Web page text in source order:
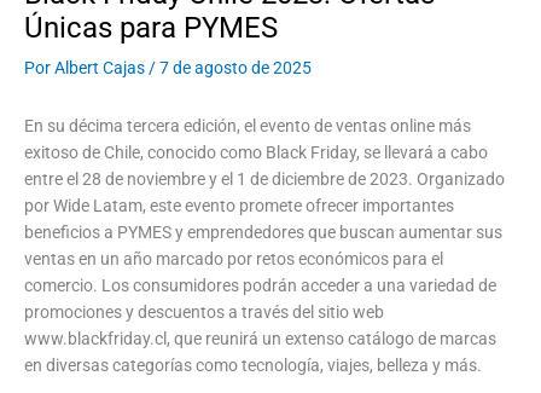
Únicas para PYMES
PorAlbert Cajas /7 de agosto de 2025
En su décima tercera edición, el evento de ventas online más
exitoso de Chile, conocido como Black Friday, se llevará a cabo
entre el 28 de noviembre y el 1 de diciembre de 2023. Organizado
por Wide Latam, este evento promete ofrecer importantes
beneficios a PYMES y emprendedores que buscan aumentar sus
ventas en un año marcado por retos económicos para el
comercio. Los consumidores podrán acceder a una variedad de
promociones y descuentos a través del sitio web
www.blackfriday.cl, que reunirá un extenso catálogo de marcas
en diversas categorías como tecnología, viajes, belleza y más.